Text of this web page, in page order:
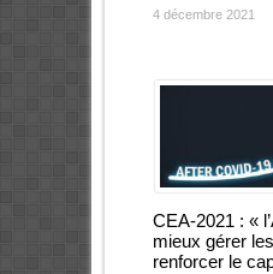
4 décembre 2021
CEA-2021 : «
mieux gérer
renforcer le